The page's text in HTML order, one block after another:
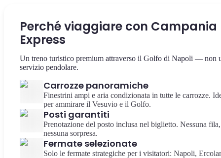
Perché viaggiare con Campania
Express
Un treno turistico premium attraverso il Golfo di Napoli — non
servizio pendolare.
Carrozze panoramiche
Finestrini ampi e aria condizionata in tutte le carrozze.
per ammirare il Vesuvio e il Golfo.
Posti garantiti
Prenotazione del posto inclusa nel biglietto. Nessuna fila,
nessuna sorpresa.
Fermate selezionate
Solo le fermate strategiche per i visitatori: Napoli,